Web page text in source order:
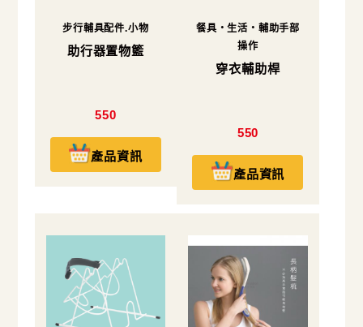
步行輔具配件.小物
助行器置物籃
550
產品資訊
餐具・生活・輔助手部
操作
穿衣輔助桿
550
產品資訊